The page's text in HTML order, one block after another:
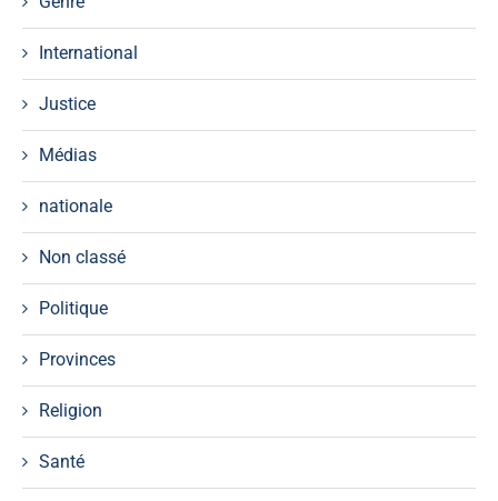
International
Justice
Médias
nationale
Non classé
Politique
Provinces
Religion
Santé